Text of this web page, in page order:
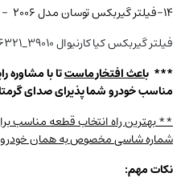
۱۴-فیلتر گیربکس توسان مدل ۲۰۰۶ – ۲۰۱۰
فیلتر گیربکس کیا كارنيوال HYUNDAI 46321_39010
***باعث افتخار ماستتا با مشاوره
مناسب خودرو شما پذیرای صدای
** بهترین راه انتخاب قطعه مناسب
شماره شاسی مخصوص به همان
نکات مهم: